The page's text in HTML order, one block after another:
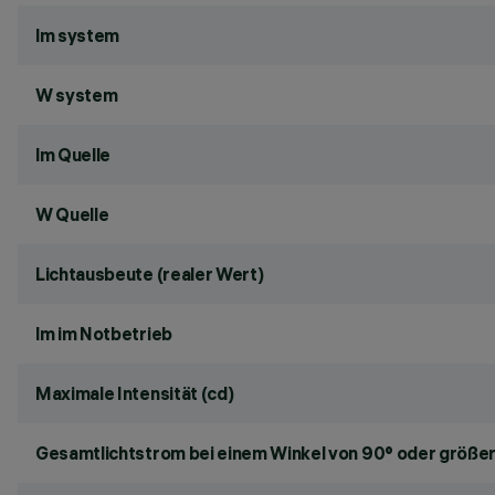
lm system
W system
lm Quelle
W Quelle
Lichtausbeute (realer Wert)
lm im Notbetrieb
Maximale Intensität (cd)
Gesamtlichtstrom bei einem Winkel von 90° oder